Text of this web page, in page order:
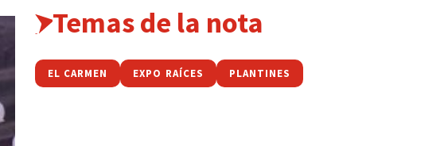
Temas de la nota
EL CARMEN EXPO RAÍCES PLANTINES